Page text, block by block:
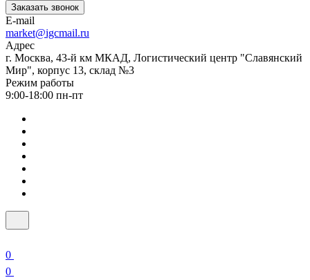
Заказать звонок
E-mail
market@igcmail.ru
Адрес
г. Москва, 43-й км МКАД, Логистический центр "Славянский
Мир", корпус 13, склад №3
Режим работы
9:00-18:00 пн-пт
0
0